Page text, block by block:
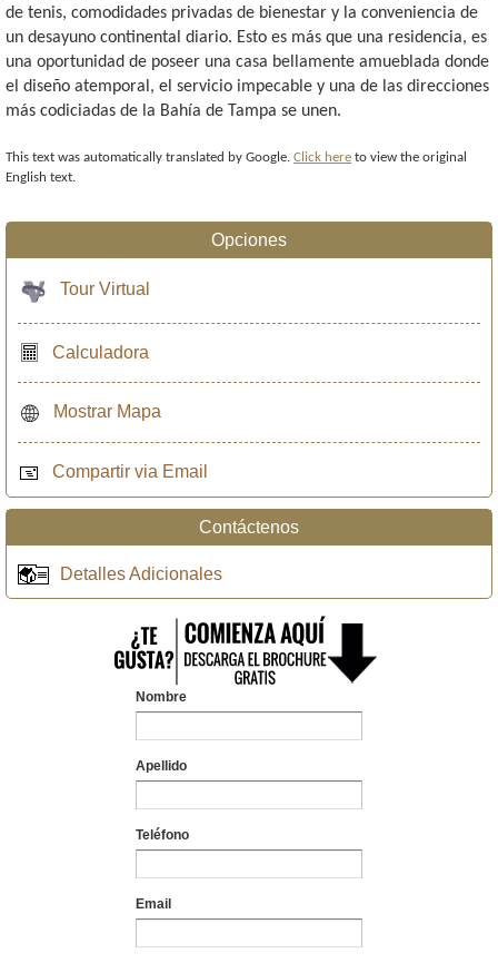
de tenis, comodidades privadas de bienestar y la conveniencia de
un desayuno continental diario. Esto es más que una residencia, es
una oportunidad de poseer una casa bellamente amueblada donde
el diseño atemporal, el servicio impecable y una de las direcciones
más codiciadas de la Bahía de Tampa se unen.
This text was automatically translated by Google. Click here to view the original
English text.
Opciones
Tour Virtual
Calculadora
Mostrar Mapa
Compartir via Email
Contáctenos
Detalles Adicionales
Nombre
Apellido
Teléfono
Email